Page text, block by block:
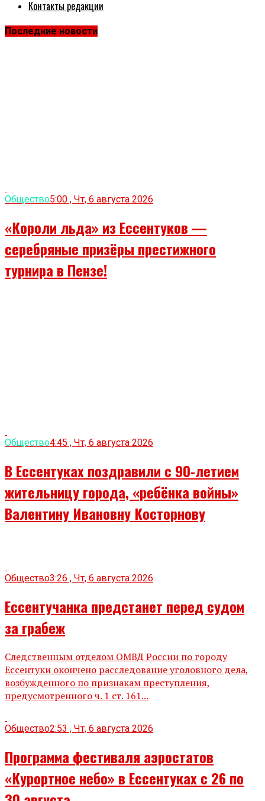
Контакты редакции
Последние новости
Общество5:00 , Чт, 6 августа 2026
«Короли льда» из Ессентуков —
серебряные призёры престижного
турнира в Пензе!
Общество4:45 , Чт, 6 августа 2026
В Ессентуках поздравили с 90‑летием
жительницу города, «ребёнка войны»
Валентину Ивановну Косторнову
Общество3:26 , Чт, 6 августа 2026
Ессентучанка предстанет перед судом
за грабеж
Следственным отделом ОМВД России по городу
Ессентуки окончено расследование уголовного дела,
возбужденного по признакам преступления,
предусмотренного ч. 1 ст. 161...
Общество2:53 , Чт, 6 августа 2026
Программа фестиваля аэростатов
«Курортное небо» в Ессентуках с 26 по